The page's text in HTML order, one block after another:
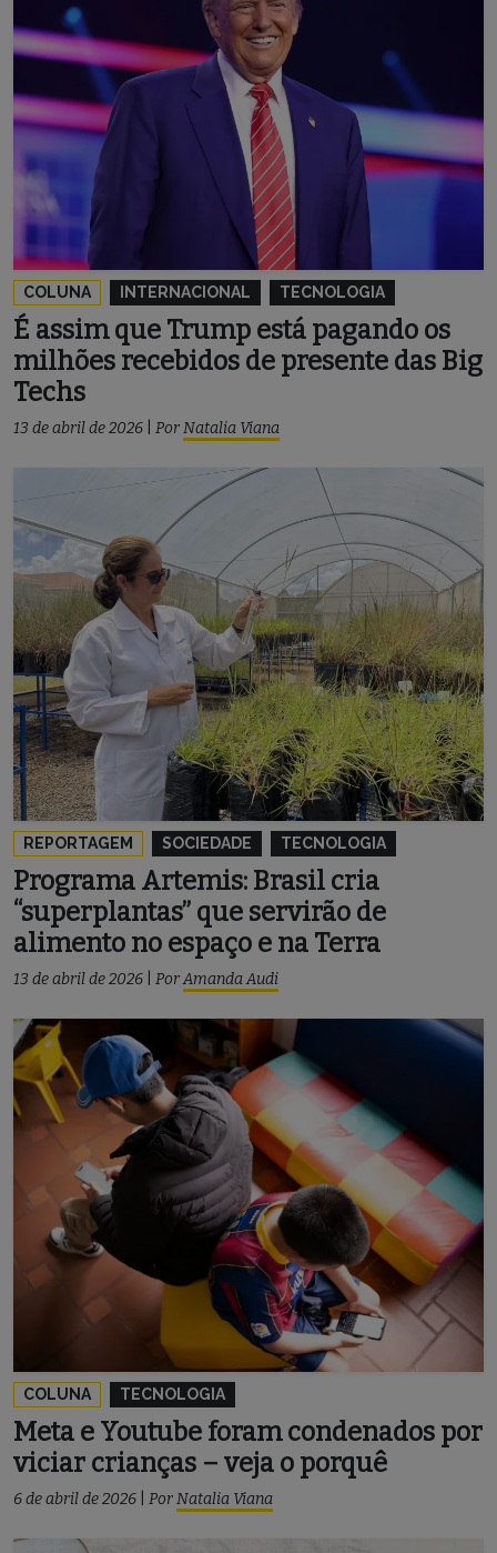
COLUNA INTERNACIONAL TECNOLOGIA
É assim que Trump está pagando os
milhões recebidos de presente das Big
Techs
13 de abril de 2026 PorNatalia Viana
REPORTAGEM SOCIEDADE TECNOLOGIA
Programa Artemis: Brasil cria
“superplantas” que servirão de
alimento no espaço e na Terra
13 de abril de 2026 PorAmanda Audi
COLUNA TECNOLOGIA
Meta e Youtube foram condenados por
viciar crianças – veja o porquê
6 de abril de 2026 PorNatalia Viana